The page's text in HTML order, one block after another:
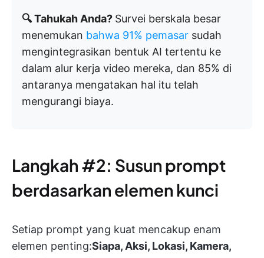
🔍 Tahukah Anda? Survei berskala besar
menemukan bahwa 91% pemasar sudah
mengintegrasikan bentuk AI tertentu ke
dalam alur kerja video mereka, dan 85% di
antaranya mengatakan hal itu telah
mengurangi biaya.
Langkah #2: Susun prompt
berdasarkan elemen kunci
Setiap prompt yang kuat mencakup enam
elemen penting:Siapa, Aksi, Lokasi, Kamera,